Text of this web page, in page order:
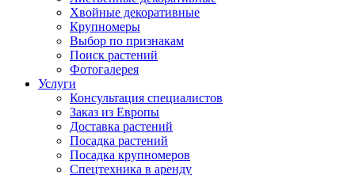
Хвойные декоративные
Крупномеры
Выбор по признакам
Поиск растений
Фотогалерея
Услуги
Консультация специалистов
Заказ из Европы
Доставка растений
Посадка растений
Посадка крупномеров
Спецтехника в аренду